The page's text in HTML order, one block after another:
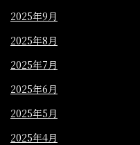
2025年9月
2025年8月
2025年7月
2025年6月
2025年5月
2025年4月